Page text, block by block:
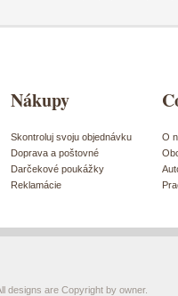
Nákupy
Skontroluj svoju objednávku
Doprava a poštovné
Darčekové poukážky
Reklamácie
O
designs are Copyright by owner.